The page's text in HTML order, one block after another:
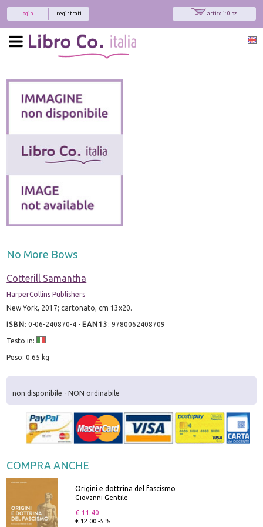
articoli: 0 pz.
registrati
login
No More Bows
Cotterill Samantha
HarperCollins Publishers
New York, 2017; cartonato, cm 13x20.
ISBN:0-06-240870-4 - EAN13 :9780062408709
Testo in:
Peso: 0.65 kg
non disponibile - NON ordinabile
COMPRA ANCHE
Origini e dottrina del fascismo
Giovanni Gentile
€ 11.40
€ 12.00 -5 %